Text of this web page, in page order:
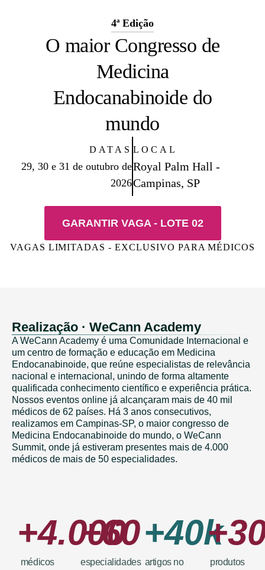
4ª Edição
O maior Congresso de
Medicina
Endocanabinoide do
mundo
DATAS
29, 30 e 31 de outubro de
2026
LOCAL
Royal Palm Hall -
Campinas, SP
GARANTIR VAGA - LOTE 02
VAGAS LIMITADAS - EXCLUSIVO PARA MÉDICOS
Realização · WeCann Academy
A WeCann Academy é uma Comunidade Internacional e
um centro de formação e educação em Medicina
Endocanabinoide, que reúne especialistas de relevância
nacional e internacional, unindo de forma altamente
qualificada conhecimento científico e experiência prática.
Nossos eventos online já alcançaram mais de 40 mil
médicos de 62 países. Há 3 anos consecutivos,
realizamos em Campinas-SP, o maior congresso de
Medicina Endocanabinoide do mundo, o WeCann
Summit, onde já estiveram presentes mais de 4.000
médicos de mais de 50 especialidades.
+4.000
médicos
+60
especialidades
+40k
artigos no
produtos